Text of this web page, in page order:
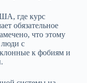
где курс
обязательное
что этому
с
к фобиям и